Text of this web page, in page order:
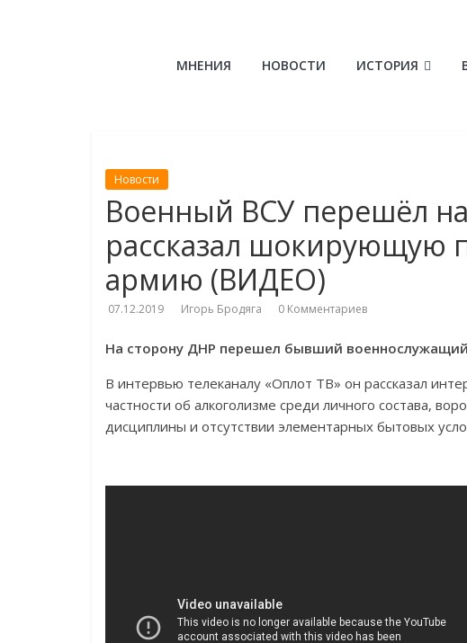
Куликовец
МНЕНИЯ НОВОСТИ ИСТОРИЯ
Новости
Военный ВСУ перешёл
рассказал шокирующую
армию (ВИДЕО)
07.12.2019 Игорь Бродяга 0 Комментариев
На сторону ДНР перешел бывший
В интервью телеканалу «Оплот ТВ» он рассказал
частности об алкоголизме среди личного состава,
дисциплины и отсутствии элементарных бытовых